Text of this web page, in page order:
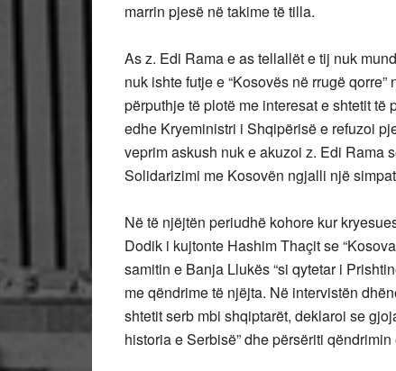
marrin pjesë në takime të tilla.
As z. Edi Rama e as tellallët e tij nuk
nuk ishte futje e “Kosovës në rrugë
përputhje të plotë me interesat e shtetit të
edhe Kryeministri i Shqipërisë e refuzoi
veprim askush nuk e akuzoi z. Edi Rama
Solidarizimi me Kosovën ngjalli një
Në të njëjtën periudhë kohore kur
Dodik i kujtonte Hashim Thaçit se
samitin e Banja Llukës “si qytetar i
me qëndrime të njëjta. Në intervistën
shtetit serb mbi shqiptarët, deklaroi se
historia e Serbisë” dhe përsëriti